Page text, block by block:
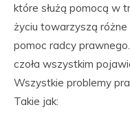
które służą pomocą w
życiu towarzyszą
pomoc radcy
czoła wszystkim
Wszystkie problemy
Takie jak: